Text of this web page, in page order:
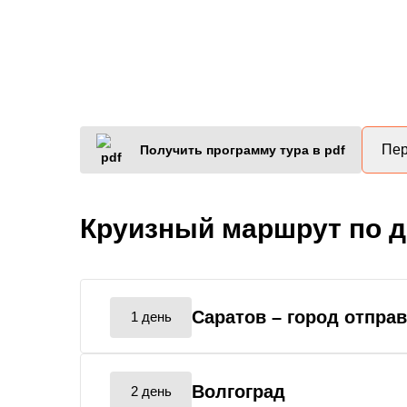
Получить программу тура в pdf
Круизный маршрут по
1 день Саратов – город
2 день Волгоград